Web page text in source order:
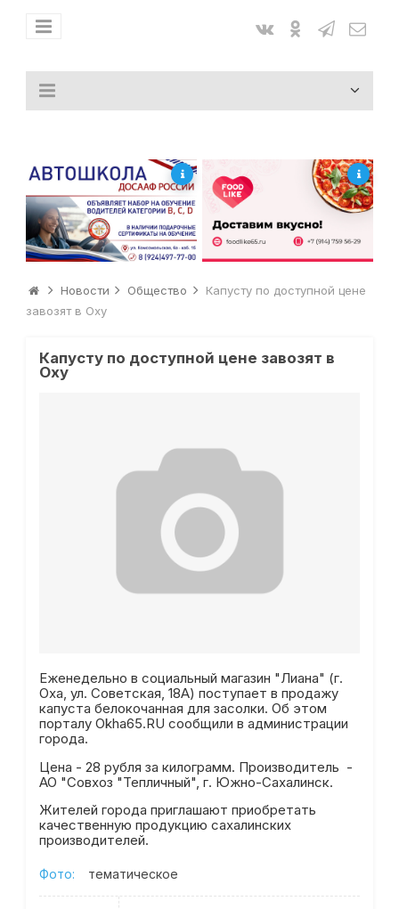
Новости Общество
Капусту по доступной цене
завозят в Оху
Капусту по доступной цене завозят в
Оху
Еженедельно в социальный магазин "Лиана" (г.
Оха, ул. Советская, 18А) поступает в продажу
капуста белокочанная для засолки. Об этом
порталу Okha65.RU сообщили в администрации
города.
Цена - 28 рубля за килограмм. Производитель -
АО "Совхоз "Тепличный", г. Южно-Сахалинск.
Жителей города приглашают приобретать
качественную продукцию сахалинских
производителей.
Фото: тематическое